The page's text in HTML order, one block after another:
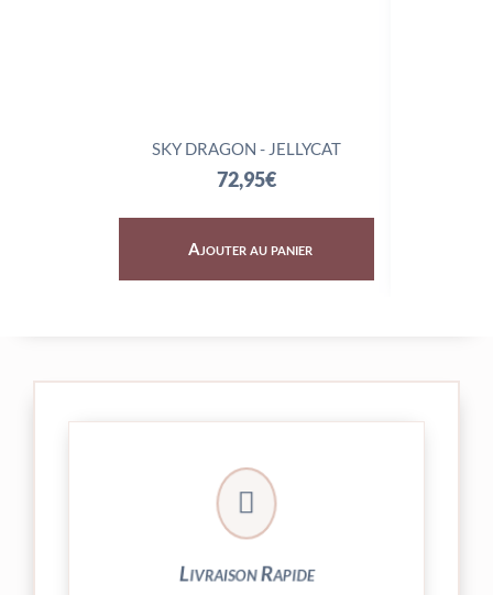
SKY DRAGON - JELLYCAT
72,95€
Ajouter au panier

Livraison Rapide
Votre commande est expédiée sous
24/48h et livrée par Colissimo.